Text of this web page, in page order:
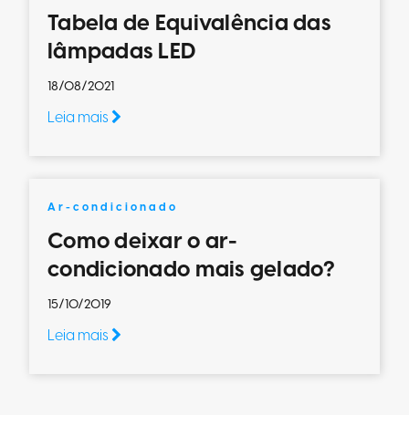
Tabela de Equivalência das
lâmpadas LED
18/08/2021
Leia mais
Ar-condicionado
Como deixar o ar-
condicionado mais gelado?
15/10/2019
Leia mais